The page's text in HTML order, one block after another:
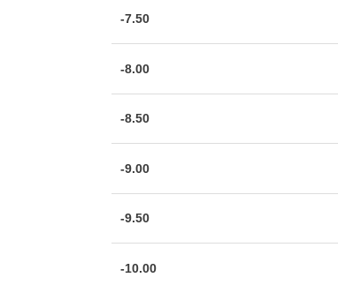
-7.50
-8.00
-8.50
-9.00
-9.50
-10.00